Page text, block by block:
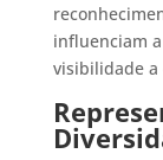
influenciam
visibilidade a